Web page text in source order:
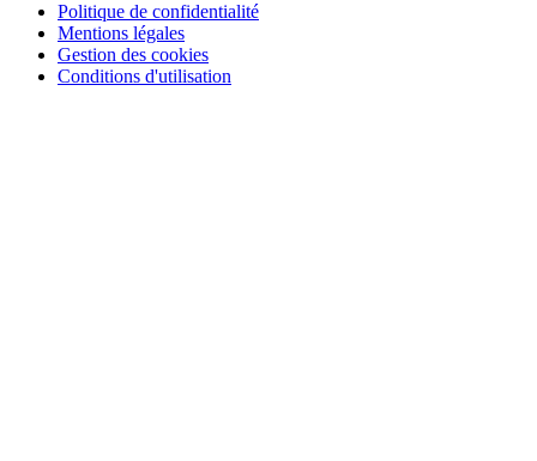
Politique de confidentialité
Mentions légales
Gestion des cookies
Conditions d'utilisation